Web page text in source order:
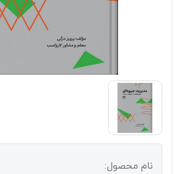
نام محصول: